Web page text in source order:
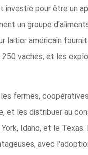
pour être un
un groupe
laitier américain
vaches, et les
fermes,
et les distribuer au
Idaho, et le
avec